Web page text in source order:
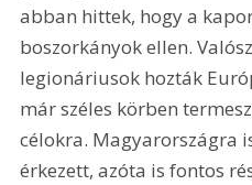
abban hittek, hogy a
boszorkányok ellen.
legionáriusok hozták
már széles körben
célokra. Magyarországra
érkezett, azóta is fontos